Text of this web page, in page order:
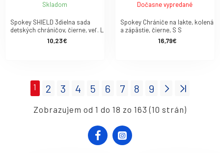
Skladom
Spokey SHIELD 3dielna sada
detských chráničov, čierne, veľ. L
10,23€
Dočasne vypredané
Spokey Chrániče na lakte, kolená
a zápästie, čierne, S S
16,79€
1 2 3 4 5 6 7 8 9
Zobrazujem od 1 do 18 zo 163 (10 strán)